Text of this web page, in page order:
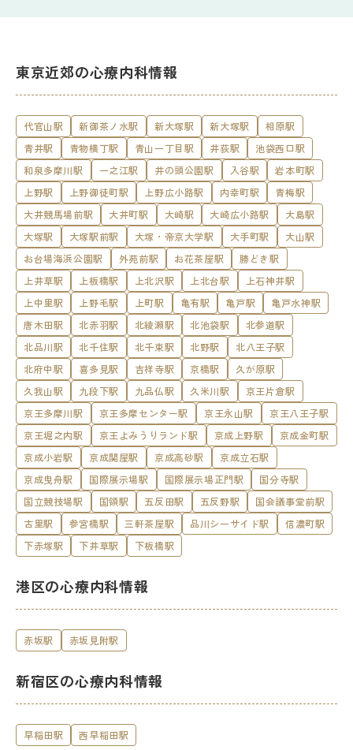
東京近郊の心療内科情報
代官山駅 新御茶ノ水駅 新大塚駅 新大塚駅
相原駅
青井駅
青物横丁駅 青山一丁目駅 井荻駅
池袋西口駅
和泉多摩川駅
一之江駅 井の頭公園駅 入谷駅
岩本町駅
上野駅
上野御徒町駅 上野広小路駅 内幸町駅
青梅駅
大井競馬場前駅
大井町駅 大崎駅 大崎広小路駅
大島駅
大塚駅
大塚駅前駅 大塚・帝京大学駅 大手町駅
大山駅
お台場海浜公園駅
外苑前駅 お花茶屋駅
勝どき駅
上井草駅
上板橋駅 上北沢駅 上北台駅
上石神井駅
上中里駅
上野毛駅 上町駅 亀有駅 亀戸駅
亀戸水神駅
唐木田駅
北赤羽駅 北綾瀬駅 北池袋駅
北参道駅
北品川駅
北千住駅 北千束駅 北野駅
北八王子駅
北府中駅
喜多見駅 吉祥寺駅 京橋駅
久が原駅
久我山駅
九段下駅 九品仏駅 久米川駅
京王片倉駅
京王多摩川駅
京王多摩センター駅 京王永山駅
京王八王子駅
京王堀之内駅
京王よみうりランド駅 京成上野駅
京成金町駅
京成小岩駅
京成関屋駅 京成高砂駅
京成立石駅
京成曳舟駅
国際展示場駅 国際展示場正門駅
国分寺駅
国立競技場駅
国領駅 五反田駅 五反野駅
国会議事堂前駅
古里駅
参宮橋駅 三軒茶屋駅 品川シーサイド駅
信濃町駅
下赤塚駅
下井草駅 下板橋駅
港区の心療内科情報
赤坂駅 赤坂見附駅
新宿区の心療内科情報
早稲田駅 西早稲田駅